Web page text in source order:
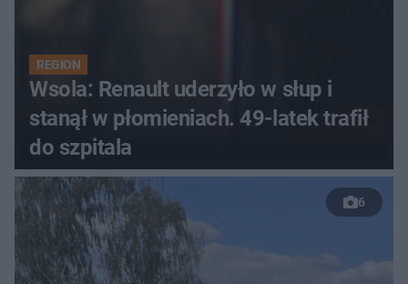
REGION
Wsola: Renault uderzyło w słup i
stanął w płomieniach. 49-latek trafił
do szpitala
6